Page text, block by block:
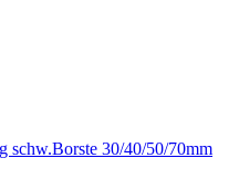
schw.Borste 30/40/50/70mm